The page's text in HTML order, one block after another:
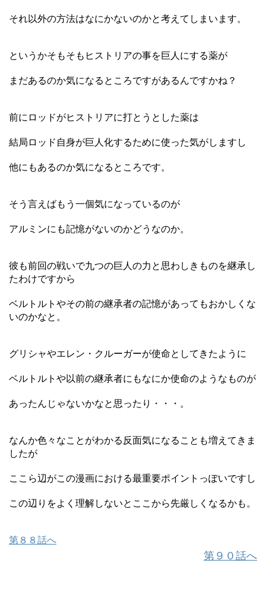
それ以外の方法はなにかないのかと考えてしまいます。
というかそもそもヒストリアの事を巨人にする薬が
まだあるのか気になるところですがあるんですかね？
前にロッドがヒストリアに打とうとした薬は
結局ロッド自身が巨人化するために使った気がしますし
他にもあるのか気になるところです。
そう言えばもう一個気になっているのが
アルミンにも記憶がないのかどうなのか。
彼も前回の戦いで九つの巨人の力と思わしきものを継承し
たわけですから
ベルトルトやその前の継承者の記憶があってもおかしくな
いのかなと。
グリシャやエレン・クルーガーが使命としてきたように
ベルトルトや以前の継承者にもなにか使命のようなものが
あったんじゃないかなと思ったり・・・。
なんか色々なことがわかる反面気になることも増えてきま
したが
ここら辺がこの漫画における最重要ポイントっぽいですし
この辺りをよく理解しないとここから先厳しくなるかも。
第８８話へ
第９０話へ